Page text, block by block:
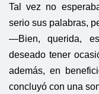
Tal vez no
serio sus palabras,
—Bien, querida,
deseado tener
además, en
concluyó con una